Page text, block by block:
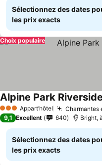
Sélectionnez des dates
les prix exacts
Choix populaire
3 ÉtoilesAppart’hôtel Charmantes
Alpine Park
9,1 Excellent 640 Bright,
Sélectionnez des dates
les prix exacts